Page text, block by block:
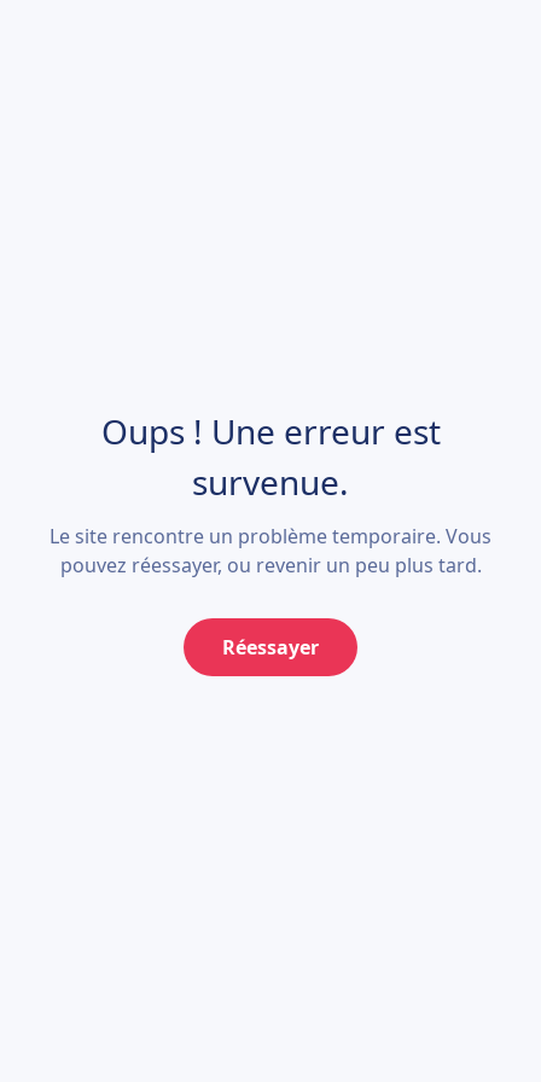
Oups ! Une erreur est
survenue.
Le site rencontre un problème temporaire. Vous
pouvez réessayer, ou revenir un peu plus tard.
Réessayer